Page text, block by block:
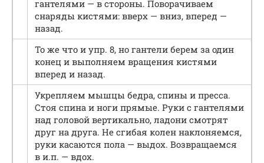
гантелями — в стороны. Поворачиваем
снаряды кистями: вверх — вниз, вперед —
назад.
То же что и упр. 8, но гантели берем за один
конец и выполняем вращения кистями
вперед и назад.
Укрепляем мышцы бедра, спины и пресса.
Стоя спина и ноги прямые. Руки с гантелями
над головой вертикально, ладони смотрят
друг на друга. Не сгибая колен наклоняемся,
руки касаются пола — выдох. Возвращаемся
в и.п. — вдох.